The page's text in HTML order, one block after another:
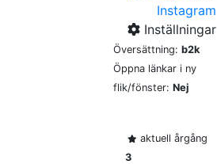
Instagram
Inställningar
Översättning: b2k
Öppna länkar i ny
flik/fönster: Nej
aktuell årgång
3